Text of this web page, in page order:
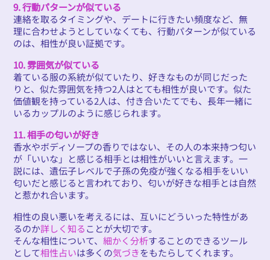
9. 行動パターンが似ている
連絡を取るタイミングや、デートに行きたい頻度など、無
理に合わせようとしていなくても、行動パターンが似ている
のは、相性が良い証拠です。
10. 雰囲気が似ている
着ている服の系統が似ていたり、好きなものが同じだった
りと、似た雰囲気を持つ2人はとても相性が良いです。似た
価値観を持っている2人は、付き合いたてでも、長年一緒に
いるカップルのように感じられます。
11. 相手の匂いが好き
香水やボディソープの香りではない、その人の本来持つ匂い
が「いいな」と感じる相手とは相性がいいと言えます。一
説には、遺伝子レベルで子孫の免疫が強くなる相手をいい
匂いだと感じると言われており、匂いが好きな相手とは自然
と惹かれ合います。
相性の良い悪いを考えるには、互いにどういった特性があ
るのか詳しく知ることが大切です。
そんな相性について、細かく分析することのできるツール
として相性占いは多くの気づきをもたらしてくれます。